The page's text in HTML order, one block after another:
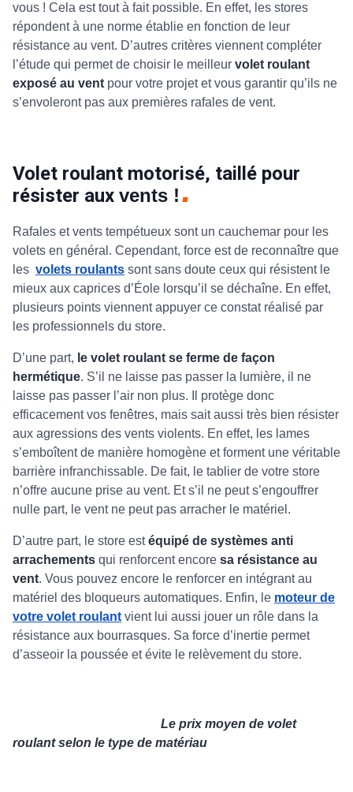
vous ! Cela est tout à fait possible. En effet, les stores
répondent à une norme établie en fonction de leur
résistance au vent. D’autres critères viennent compléter
l’étude qui permet de choisir le meilleur volet roulant
exposé au vent pour votre projet et vous garantir qu’ils ne
s’envoleront pas aux premières rafales de vent.
Volet roulant motorisé, taillé pour
résister aux vents !
Rafales et vents tempétueux sont un cauchemar pour les
volets en général. Cependant, force est de reconnaître que
les volets roulants sont sans doute ceux qui résistent le
mieux aux caprices d’Éole lorsqu’il se déchaîne. En effet,
plusieurs points viennent appuyer ce constat réalisé par
les professionnels du store.
D’une part, le volet roulant se ferme de façon
hermétique. S’il ne laisse pas passer la lumière, il ne
laisse pas passer l’air non plus. Il protège donc
efficacement vos fenêtres, mais sait aussi très bien résister
aux agressions des vents violents. En effet, les lames
s’emboîtent de manière homogène et forment une véritable
barrière infranchissable. De fait, le tablier de votre store
n’offre aucune prise au vent. Et s’il ne peut s’engouffrer
nulle part, le vent ne peut pas arracher le matériel.
D’autre part, le store estéquipé de systèmes anti
arrachements qui renforcent encore sa résistance au
vent. Vous pouvez encore le renforcer en intégrant au
matériel des bloqueurs automatiques. Enfin, le moteur de
votre volet roulant vient lui aussi jouer un rôle dans la
résistance aux bourrasques. Sa force d’inertie permet
d’asseoir la poussée et évite le relèvement du store.
Le prix moyen de volet
roulant selon le type de matériau